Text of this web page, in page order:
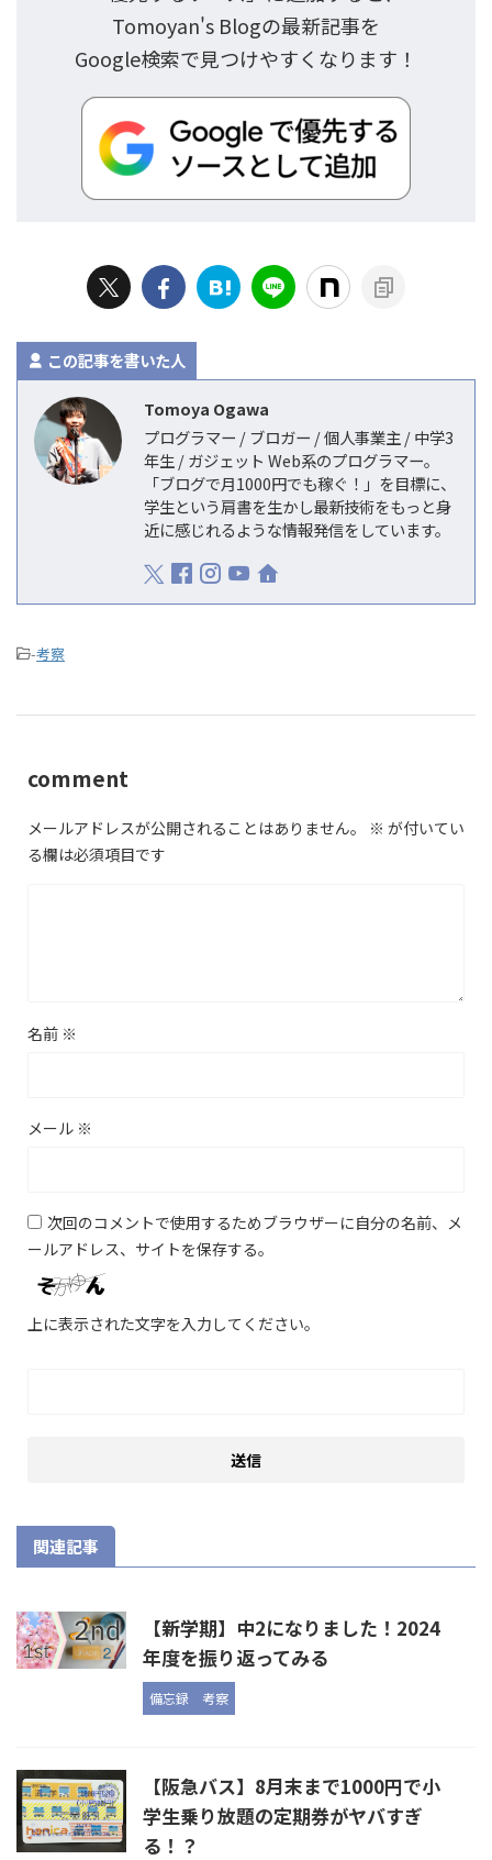
Tomoyan's Blogの最新記事を
Google検索で見つけやすくなります！
この記事を書いた人
Tomoya Ogawa
プログラマー / ブロガー / 個人事業主 / 中学3
年生 / ガジェット Web系のプログラマー。
「ブログで月1000円でも稼ぐ！」を目標に、
学生という肩書を生かし最新技術をもっと身
近に感じれるような情報発信をしています。
-考察
comment
メールアドレスが公開されることはありません。 ※ が付いてい
る欄は必須項目です
名前 ※
メール ※
次回のコメントで使用するためブラウザーに自分の名前、メ
ールアドレス、サイトを保存する。
上に表示された文字を入力してください。
関連記事
【新学期】中2になりました！2024
年度を振り返ってみる
備忘録 考察
【阪急バス】8月末まで1000円で小
学生乗り放題の定期券がヤバすぎ
る！？